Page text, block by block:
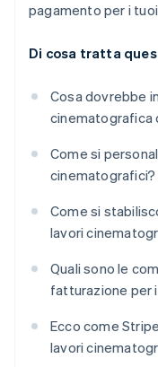
pagamento per i
Di cosa tratta
Cosa dovrebbe
cinematografica
Come si
cinematografici?
Come si
lavori
Quali sono le
fatturazione per
Ecco come
lavori